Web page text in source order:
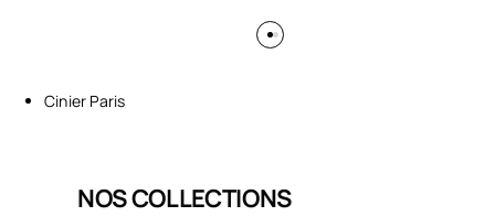
Cinier Paris
NOS COLLECTIONS